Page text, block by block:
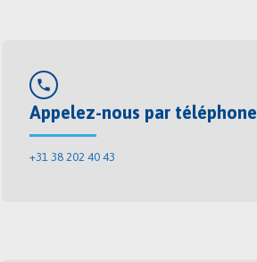
phone
Appelez-nous par téléphone
+31 38 202 40 43